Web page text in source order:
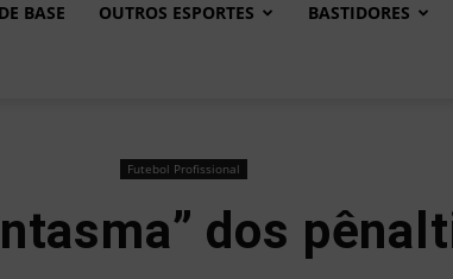
BASE OUTROS ESPORTES BASTIDORES
Futebol Profissional
dos